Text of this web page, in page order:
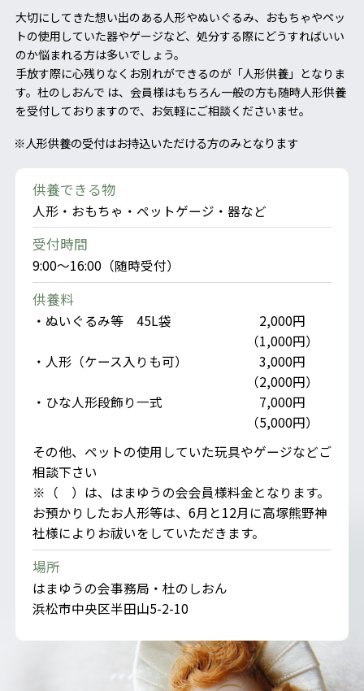
大切にしてきた想い出のある人形やぬいぐるみ、おもちゃやペッ
トの使用していた器やゲージなど、処分する際にどうすればいい
のか悩まれる方は多いでしょう。
手放す際に心残りなくお別れができるのが「人形供養」となりま
す。杜のしおんで は、会員様はもちろん一般の方も随時人形供養
を受付しておりますので、お気軽にご相談くださいませ。
人形供養の受付はお持込いただける方のみとなります
供養できる物
人形・おもちゃ・ペットゲージ・器など
受付時間
9:00～16:00（随時受付）
供養料
・ぬいぐるみ等 45L袋
2,000円
（1,000円）
・人形（ケース入りも可）
3,000円
（2,000円）
・ひな人形段飾り一式
7,000円
（5,000円）
その他、ペットの使用していた玩具やゲージなどご
相談下さい
※（ ）は、はまゆうの会会員様料金となります。
お預かりしたお人形等は、6月と12月に高塚熊野神
社様によりお祓いをしていただきます。
場所
はまゆうの会事務局・杜のしおん
浜松市中央区半田山5-2-10